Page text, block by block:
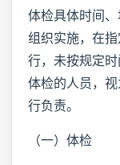
体检具体时间
组织实施，在
行，未按规定
体检的人员，
行负责。
（一）体检